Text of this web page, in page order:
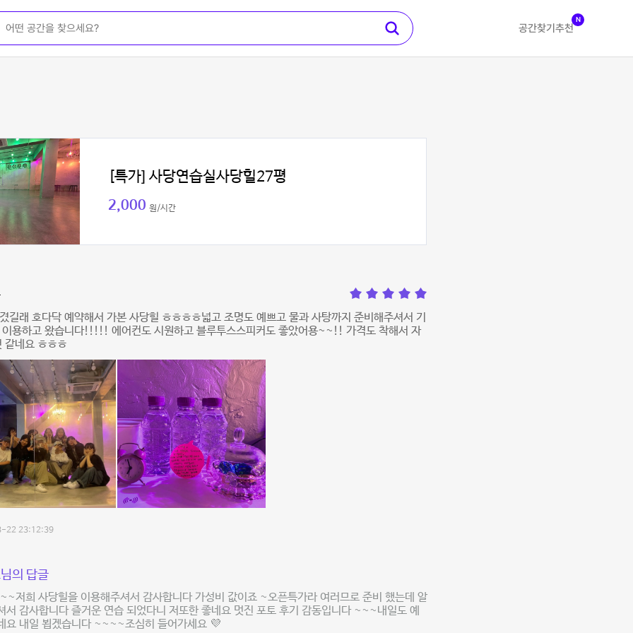
공간찾기 추천
N
[특가] 사당연습실사당힐27평
2,000 원/시간
길래 호다닥 예약해서 가본 사당힐 ㅎㅎㅎㅎ넓고 조명도 예쁘고 물과 사탕까지 준비해주셔서 기
이용하고 왔습니다!!!!! 에어컨도 시원하고 블루투스스피커도 좋았어용~~!! 가격도 착해서 자
같네요 ㅎㅎㅎ
22 23:12:39
의 답글
저희 사당힐을 이용해주셔서 감사합니다 가성비 값이죠 ~오픈특가라 여러므로 준비 했는데 알
서 감사합니다 즐거운 연습 되었다니 저또한 좋네요 멋진 포토 후기 감동입니다 ~~~내일도 예
요 내일 뵙겠습니다 ~~~~조심히 들어가세요 💜